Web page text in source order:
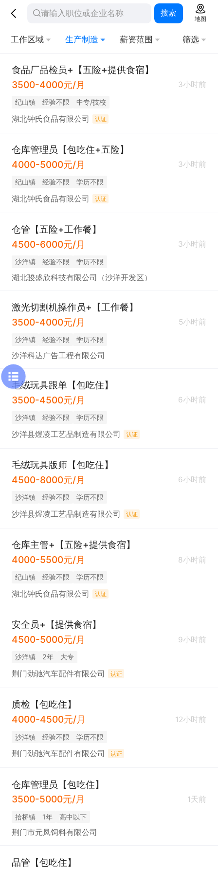
搜索
地图
工作区域 生产制造 薪资范围 筛选
食品厂品检员+【五险+提供食宿】
3500-4000元/月
3小时前
纪山镇 经验不限 中专/技校
湖北钟氏食品有限公司 认证
仓库管理员【包吃住+五险】
4000-5000元/月
3小时前
纪山镇 经验不限 学历不限
湖北钟氏食品有限公司 认证
仓管【五险+工作餐】
4500-6000元/月
3小时前
沙洋镇 经验不限 学历不限
湖北骏盛欣科技有限公司（沙洋开发区）
激光切割机操作员+【工作餐】
3500-4000元/月
5小时前
沙洋镇 经验不限 学历不限
沙洋科达广告工程有限公司
毛绒玩具跟单【包吃住】
3500-4500元/月
6小时前
沙洋镇 经验不限 学历不限
沙洋县煜凌工艺品制造有限公司 认证
毛绒玩具版师【包吃住】
4500-8000元/月
6小时前
沙洋镇 经验不限 学历不限
沙洋县煜凌工艺品制造有限公司 认证
仓库主管+【五险+提供食宿】
4000-5500元/月
8小时前
纪山镇 经验不限 学历不限
湖北钟氏食品有限公司 认证
安全员+【提供食宿】
4500-5000元/月
9小时前
沙洋镇 2年 大专
荆门劲驰汽车配件有限公司 认证
质检【包吃住】
4000-4500元/月
12小时前
沙洋镇 经验不限 学历不限
荆门劲驰汽车配件有限公司 认证
仓库管理员【包吃住】
3500-5000元/月
1天前
拾桥镇 1年 高中以下
荆门市元凤饲料有限公司
品管【包吃住】